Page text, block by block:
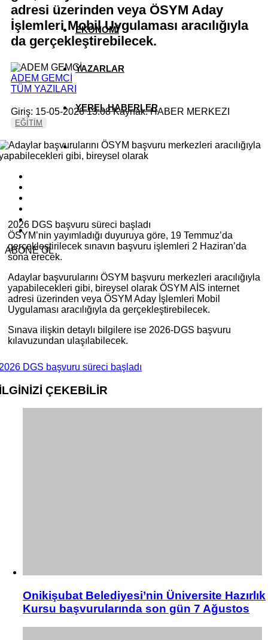
EKONOMİ
YAZARLAR
YEREL HABERLER
adresi üzerinden veya ÖSYM Aday
İşlemleri Mobil Uygulaması aracılığıyla
da gerçekleştirebilecek.
ADEM GEMCİ
TÜM YAZILARI
Giriş: 15-05-2026 13:08Kaynak: HABER MERKEZI
EĞİTİM
ABONE OL
2026 DGS başvuru süreci başladı
ÖSYM’nin yayımladığı duyuruya göre, 19 Temmuz’da
gerçekleştirilecek sınavın başvuru işlemleri 2 Haziran’da
sona erecek.
Adaylar başvurularını ÖSYM başvuru merkezleri aracılığıyla
yapabilecekleri gibi, bireysel olarak ÖSYM AİS internet
adresi üzerinden veya ÖSYM Aday İşlemleri Mobil
Uygulaması aracılığıyla da gerçekleştirebilecek.
Sınava ilişkin detaylı bilgilere ise 2026-DGS başvuru
kılavuzundan ulaşılabilecek.
DGS başvuru süreci başladı
ÇEKEBİLİR
Onikişubat Belediyesi’nin Üniversite Hazırlık
Kursu başvurularında son gün 7 Ağustos